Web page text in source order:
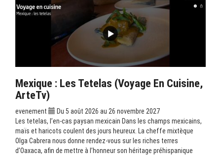
Mexique : Les Tetelas (Voyage En Cuisine,
ArteTv)
evenement
Du 5 août 2026 au 26 novembre 2027
Les tetelas, l’en-cas paysan mexicain Dans les champs mexicains,
maïs et haricots coulent des jours heureux. La cheffe mixtèque
Olga Cabrera nous donne rendez-vous sur les riches terres
d’Oaxaca, afin de mettre à l’honneur son héritage préhispanique